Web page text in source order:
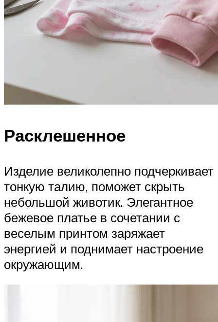
Расклешенное
Изделие великолепно подчеркивает
тонкую талию, поможет скрыть
небольшой животик. Элегантное
бежевое платье в сочетании с
веселым принтом заряжает
энергией и поднимает настроение
окружающим.